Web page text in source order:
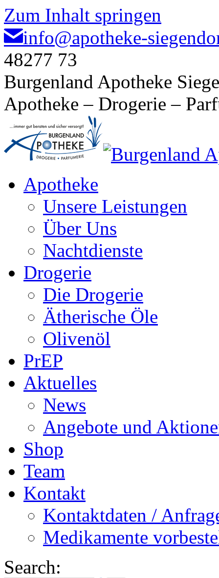
Zum Inhalt springen
info@apotheke-
48277 73
Burgenland Apotheke
Apotheke – Drogerie –
Apotheke
Unsere Leistungen
Über Uns
Nachtdienste
Drogerie
Die Drogerie
Ätherische Öle
Olivenöl
PrEP
Aktuelles
News
Angebote und
Shop
Team
Kontakt
Kontaktdaten /
Medikamente
Search: